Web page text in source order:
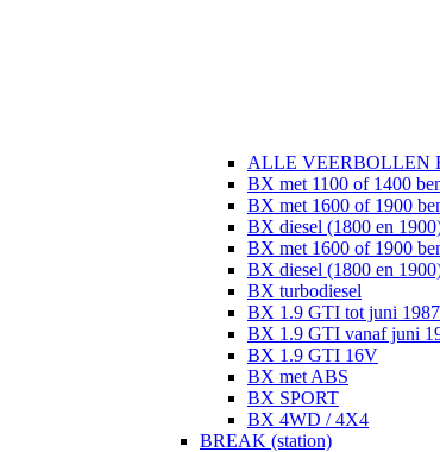
ALLE VEERBOLLEN
BX met 1100 of 1400
BX met 1600 of 1900
BX diesel (1800 en
BX met 1600 of 1900
BX diesel (1800 en
BX turbodiesel
BX 1.9 GTI tot juni
BX 1.9 GTI vanaf juni
BX 1.9 GTI 16V
BX met ABS
BX SPORT
BX 4WD / 4X4
BREAK (station)